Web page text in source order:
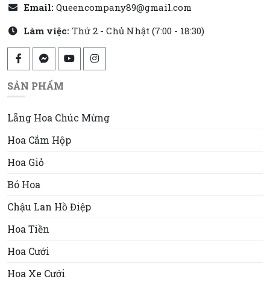
Email: Queencompany89@gmail.com
Làm việc: Thứ 2 - Chủ Nhật (7:00 - 18:30)
SẢN PHẨM
Lẵng Hoa Chúc Mừng
Hoa Cắm Hộp
Hoa Giỏ
Bó Hoa
Chậu Lan Hồ Điệp
Hoa Tiền
Hoa Cưới
Hoa Xe Cưới